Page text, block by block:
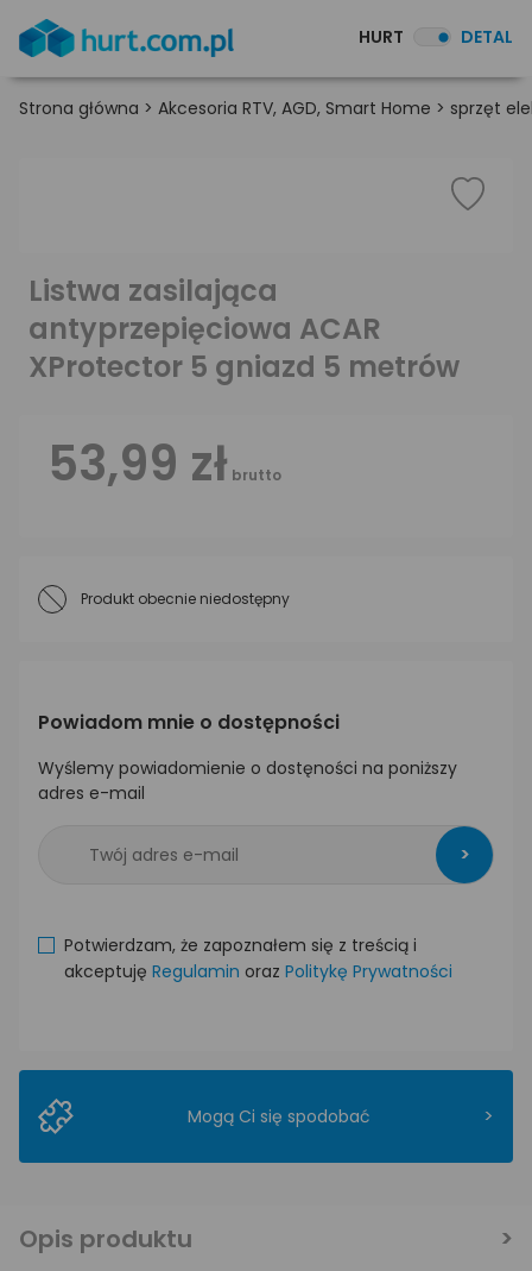
HURT DETAL
Strona główna > Akcesoria RTV, AGD, Smart Home > sprzęt
Listwa zasilająca
antyprzepięciowa ACAR
XProtector 5 gniazd 5 metrów
53,99 zł brutto
Produkt obecnie niedostępny
Powiadom mnie o dostępności
Wyślemy powiadomienie o dostęności na poniższy
adres e-mail
>
Potwierdzam, że zapoznałem się z treścią i
akceptuję Regulamin oraz Politykę Prywatności
Mogą Ci się spodobać >
Opis produktu